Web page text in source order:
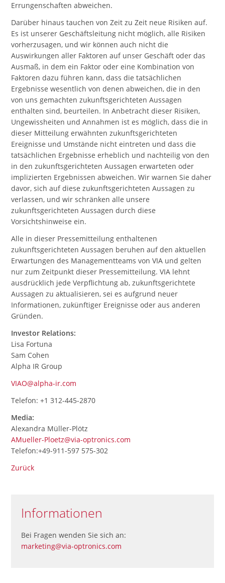
Errungenschaften abweichen.
Darüber hinaus tauchen von Zeit zu Zeit neue Risiken auf.
Es ist unserer Geschäftsleitung nicht möglich, alle Risiken
vorherzusagen, und wir können auch nicht die
Auswirkungen aller Faktoren auf unser Geschäft oder das
Ausmaß, in dem ein Faktor oder eine Kombination von
Faktoren dazu führen kann, dass die tatsächlichen
Ergebnisse wesentlich von denen abweichen, die in den
von uns gemachten zukunftsgerichteten Aussagen
enthalten sind, beurteilen. In Anbetracht dieser Risiken,
Ungewissheiten und Annahmen ist es möglich, dass die in
dieser Mitteilung erwähnten zukunftsgerichteten
Ereignisse und Umstände nicht eintreten und dass die
tatsächlichen Ergebnisse erheblich und nachteilig von den
in den zukunftsgerichteten Aussagen erwarteten oder
implizierten Ergebnissen abweichen. Wir warnen Sie daher
davor, sich auf diese zukunftsgerichteten Aussagen zu
verlassen, und wir schränken alle unsere
zukunftsgerichteten Aussagen durch diese
Vorsichtshinweise ein.
Alle in dieser Pressemitteilung enthaltenen
zukunftsgerichteten Aussagen beruhen auf den aktuellen
Erwartungen des Managementteams von VIA und gelten
nur zum Zeitpunkt dieser Pressemitteilung. VIA lehnt
ausdrücklich jede Verpflichtung ab, zukunftsgerichtete
Aussagen zu aktualisieren, sei es aufgrund neuer
Informationen, zukünftiger Ereignisse oder aus anderen
Gründen.
Investor Relations:
Lisa Fortuna
Sam Cohen
Alpha IR Group
VIAO@alpha-ir.com
Telefon: +1 312-445-2870
Media:
Alexandra Müller-Plötz
AMueller-Ploetz@via-optronics.com
Telefon:+49-911-597 575-302
Zurück
Informationen
Bei Fragen wenden Sie sich an:
marketing@via-optronics.com